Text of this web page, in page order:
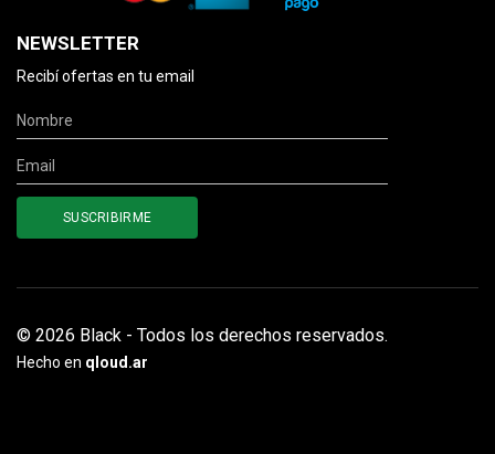
NEWSLETTER
Recibí ofertas en tu email
© 2026 Black - Todos los derechos reservados.
Hecho en qloud.ar